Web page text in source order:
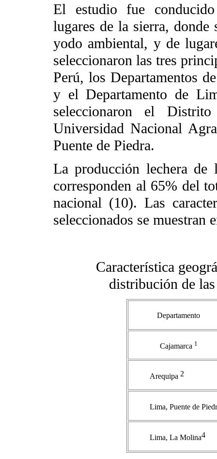
El estudio fue
lugares de la sierra, donde
yodo ambiental, y de
seleccionaron las tres
Perú, los Departamentos
y el Departamento de
seleccionaron el
Universidad Nacional
Puente de Piedra.
La producción lechera de
corresponden al 65% del
nacional (10). Las
seleccionados se muestran
Característica
distribución de
Departamento
Cajamarca 1
Arequipa 2
Lima, Puente de
Lima, La Molina4